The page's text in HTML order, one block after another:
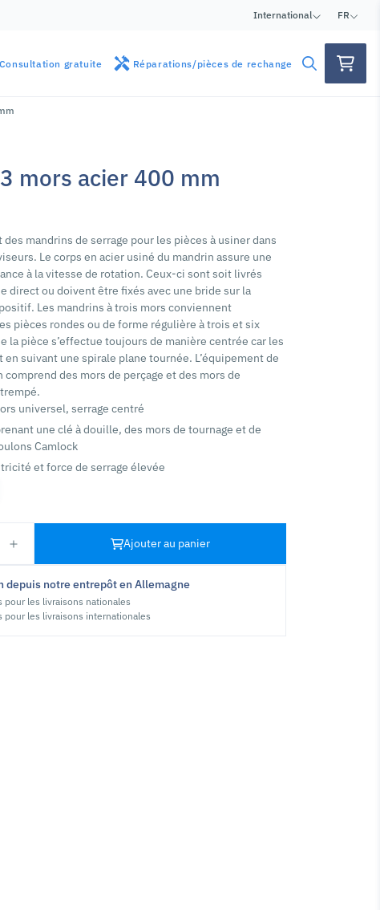
International FR
Consultation gratuite Réparations/pièces de rechange
mors acier 400 mm
des mandrins de serrage pour les pièces à usiner dans
Le corps en acier usiné du mandrin assure une
à la vitesse de rotation. Ceux-ci sont soit livrés
direct ou doivent être fixés avec une bride sur la
Les mandrins à trois mors conviennent
pièces rondes ou de forme régulière à trois et six
la pièce s’effectue toujours de manière centrée car les
en suivant une spirale plane tournée. L’équipement de
comprend des mors de perçage et des mors de
universel, serrage centré
une clé à douille, des mors de tournage et de
Camlock
et force de serrage élevée
Ajouter au panier
depuis notre entrepôt en Allemagne
pour les livraisons nationales
pour les livraisons internationales